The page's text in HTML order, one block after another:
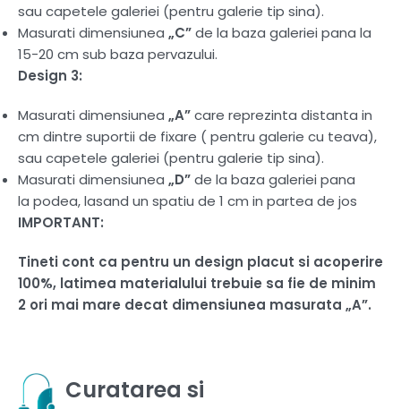
sau capetele galeriei (pentru galerie tip sina).
Masurati dimensiunea „C”de la baza galeriei pana la
15-20 cm sub baza pervazului.
Design 3:
Masurati dimensiunea „A”care reprezinta distanta in
cm dintre suportii de fixare ( pentru galerie cu teava),
sau capetele galeriei (pentru galerie tip sina).
Masurati dimensiunea „D”de la baza galeriei pana
la podea, lasand un spatiu de 1 cm in partea de jos
IMPORTANT:
Tineti cont ca pentru un design placut si acoperire
100%, latimea materialului trebuie sa fie de minim
2 ori mai mare decat dimensiunea masurata „A”.
Curatarea si